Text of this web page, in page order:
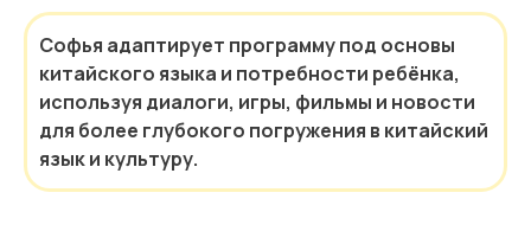
Софья адаптирует программу под основы
китайского языка и потребности ребёнка,
используя диалоги, игры, фильмы и новости
для более глубокого погружения в китайский
язык и культуру.